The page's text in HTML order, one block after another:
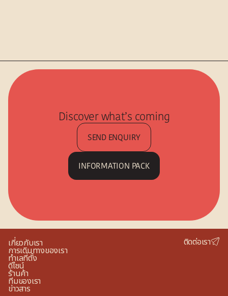
Discover what’s coming
SEND ENQUIRY
SEND ENQUIRY
INFORMATION PACK
เกี่ยวกับเรา
การเดินทางของเรา
ทำเลที่ตั้ง
ดีไซน์
ร้านค้า
ทีมของเรา
ข่าวสาร
ติดต่อเรา